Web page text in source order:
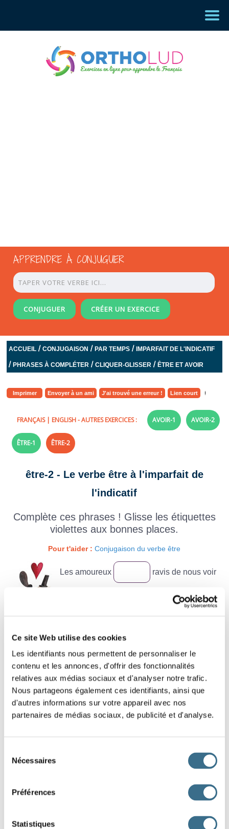
Ce site Web utilise des cookies
Les identifiants nous permettent de personnaliser le
contenu et les annonces, d'offrir des fonctionnalités
relatives aux médias sociaux et d'analyser notre trafic.
Nous partageons également ces identifiants, ainsi que
d'autres informations sur votre appareil avec nos
partenaires de médias sociaux, de publicité et d'analyse.
Nécessaires
Préférences
Statistiques
APPRENDRE À CONJUGUER
CONJUGUER CRÉER UN EXERCICE
ACCUEIL /CONJUGAISON /PAR TEMPS / IMPARFAIT DE L'INDICATIF
/PHRASES À COMPLÉTER /CLIQUER-GLISSER /ÊTRE ET AVOIR
Imprimer Envoyer à un ami J'ai trouvé une erreur ! Lien court
FRANÇAIS| ENGLISH- AUTRES EXERCICES : AVOIR-1 AVOIR-2
ÊTRE-1 ÊTRE-2
être-2 - Le verbe être à l'imparfait de
l'indicatif
Complète ces phrases ! Glisse les étiquettes
violettes aux bonnes places.
Pour t'aider : Conjugaison du verbe être
Les amoureux ravis de nous voir
en vacances
Tu n’as pas vu mes clés, elles
la table ?
Laura la cousine de mon ami.
J’ sous la douche lorsque le téléphone a sonné.
temps là.